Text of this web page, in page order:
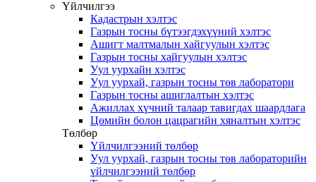
Үйлчилгээ
Кадастрын хэлтэс
Газрын тосны бүтээгдэхүүний хэлтэс
Ашигт малтмалын хайгуулын хэлтэс
Газрын тосны хайгуулын хэлтэс
Уул уурхайн хэлтэс
Уул уурхай, газрын тосны төв лаборатори
Газрын тосны ашиглалтын хэлтэс
Ажиллах хүчний талаар тавигдах шаардлага
Цөмийн болон цацрагийн хяналтын хэлтэс
Төлбөр
Үйлчилгээний төлбөр
Уул уурхай, газрын тосны төв лабораторийн
үйлчилгээний төлбөр